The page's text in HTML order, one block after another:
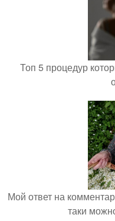
Топ 5 процедур
Мой ответ на
таки